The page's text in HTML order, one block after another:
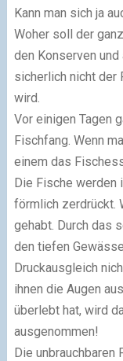
Kann man sich ja
Woher soll der
den Konserven
sicherlich nicht der
wird.
Vor einigen Tagen
Fischfang. Wenn
einem das
Die Fische werden
förmlich zerdrückt.
gehabt. Durch das
den tiefen
Druckausgleich
ihnen die Augen
überlebt hat, wird
ausgenommen!
Die unbrauchbaren